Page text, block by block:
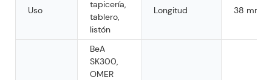
Uso
tapicería,
tablero,
listón
Longitud 38 mm
BeA
SK300,
OMER